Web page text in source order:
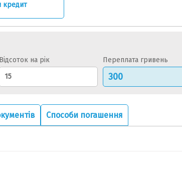
Відсоток на рік Переплата гривень
Способи погашення